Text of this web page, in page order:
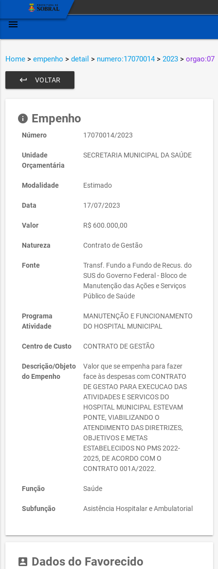
menu
Home > empenho > detail > numero:17070014> 2023 > orgao:07
VOLTAR
keyboard_return
info Empenho
Número 17070014/2023
Unidade
Orçamentária
SECRETARIA MUNICIPAL DA SAÚDE
Modalidade Estimado
Data 17/07/2023
Valor R$ 600.000,00
Natureza Contrato de Gestão
Fonte
Transf. Fundo a Fundo de Recus. do
SUS do Governo Federal - Bloco de
Manutenção das Ações e Serviços
Público de Saúde
Programa
Atividade
MANUTENÇÃO E FUNCIONAMENTO
DO HOSPITAL MUNICIPAL
Centro de Custo CONTRATO DE GESTÃO
Descrição/Objeto
do Empenho
Valor que se empenha para fazer
face às despesas com CONTRATO
DE GESTAO PARA EXECUCAO DAS
ATIVIDADES E SERVICOS DO
HOSPITAL MUNICIPAL ESTEVAM
PONTE, VIABILIZANDO O
ATENDIMENTO DAS DIRETRIZES,
OBJETIVOS E METAS
ESTABELECIDOS NO PMS 2022-
2025, DE ACORDO COM O
CONTRATO 001A/2022.
Função Saúde
Subfunção Asistência Hospitalar e Ambulatorial
account_box Dados do Favorecido